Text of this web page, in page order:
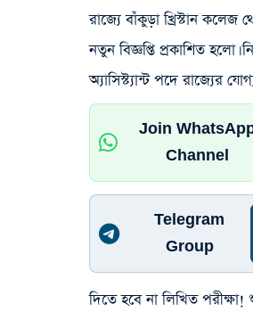
রাজ্যে বাঁকুড়া খ্রিস্টান কলেজ
নতুন বিজ্ঞপ্তি প্রকাশিত হলো।
অ্যাসিস্ট্যান্ট পদে রাজ্যের যোগ্য
Join
Channel
Telegram
Group
দিতে হবে না লিখিত